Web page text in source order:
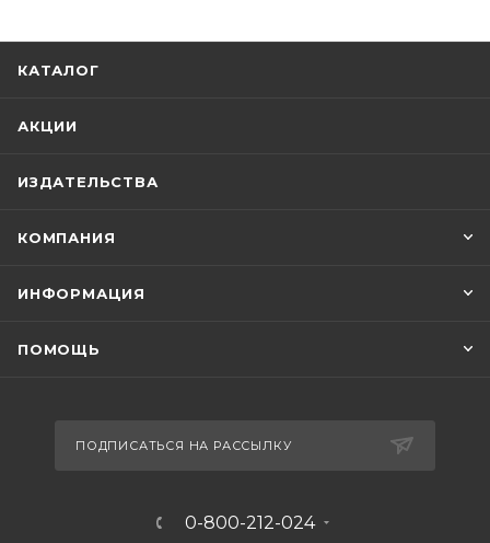
КАТАЛОГ
АКЦИИ
ИЗДАТЕЛЬСТВА
КОМПАНИЯ
ИНФОРМАЦИЯ
ПОМОЩЬ
ПОДПИСАТЬСЯ НА РАССЫЛКУ
0-800-212-024